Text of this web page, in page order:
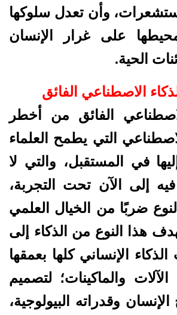
وأن تعدل سلوكها
على غرار الإنسان
الحية.
الاصطناعي الفائق
الفائق من أخطر
التي يطمح العلماء
في المستقبل، والتي لا
إلى الآن تحت التجربة،
ضربًا من الخيال العلمي
هذا النوع من الذكاء إلى
الإنساني كلها بعمقها
والماكينات؛ لتصميم
وقدراته البيولوجية،